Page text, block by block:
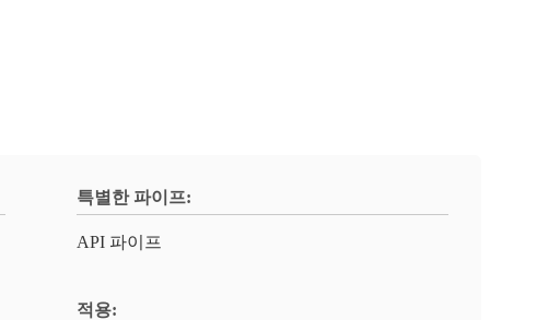
특별한 파이프:
API 파이프
적용: